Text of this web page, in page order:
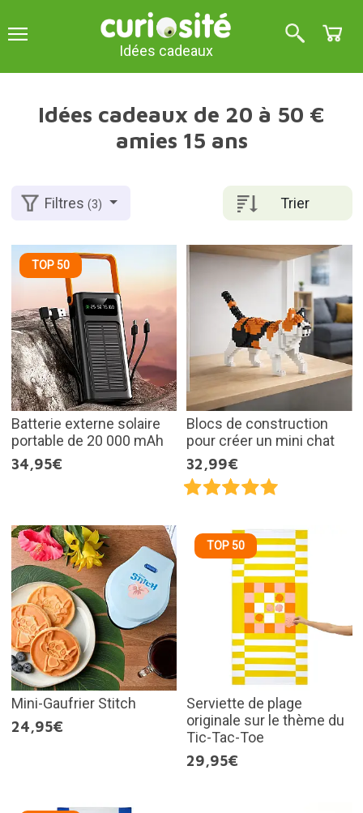
Idées cadeaux
Idées cadeaux de 20 à 50 €
amies 15 ans
Trier
Filtres(3)
TOP 50
Batterie externe solaire
portable de 20 000 mAh
34,95€
Blocs de construction
pour créer un mini chat
32,99€
Mini-Gaufrier Stitch
24,95€
TOP 50
Serviette de plage
originale sur le thème du
Tic-Tac-Toe
29,95€